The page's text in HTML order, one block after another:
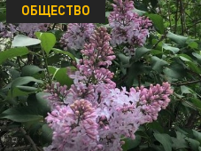
ОБЩЕСТВО